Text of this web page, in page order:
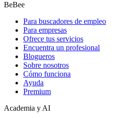
BeBee
Para buscadores de empleo
Para empresas
Ofrece tus servicios
Encuentra un profesional
Blogueros
Sobre nosotros
Cómo funciona
Ayuda
Premium
Academia y AI